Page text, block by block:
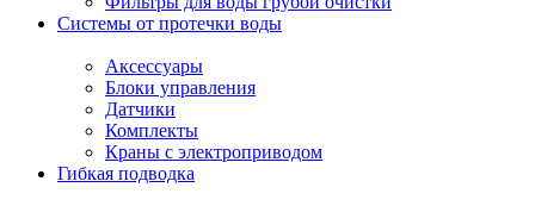
Системы от протечки воды
Аксессуары
Блоки управления
Датчики
Комплекты
Краны с электроприводом
Гибкая подводка